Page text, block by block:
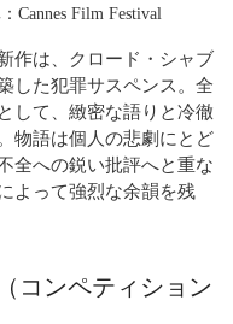
Cannes Film Festival
作は、クロード・シャブ
した犯罪サスペンス。全
して、緻密な語りと冷徹
物語は個人の悲劇にとど
全への鋭い批評へと重な
よって強烈な余韻を残
コンペティション